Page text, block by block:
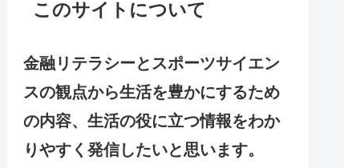
このサイトについて
金融リテラシーとスポーツサイエン
スの観点から生活を豊かにするため
の内容、生活の役に立つ情報をわか
りやすく発信したいと思います。